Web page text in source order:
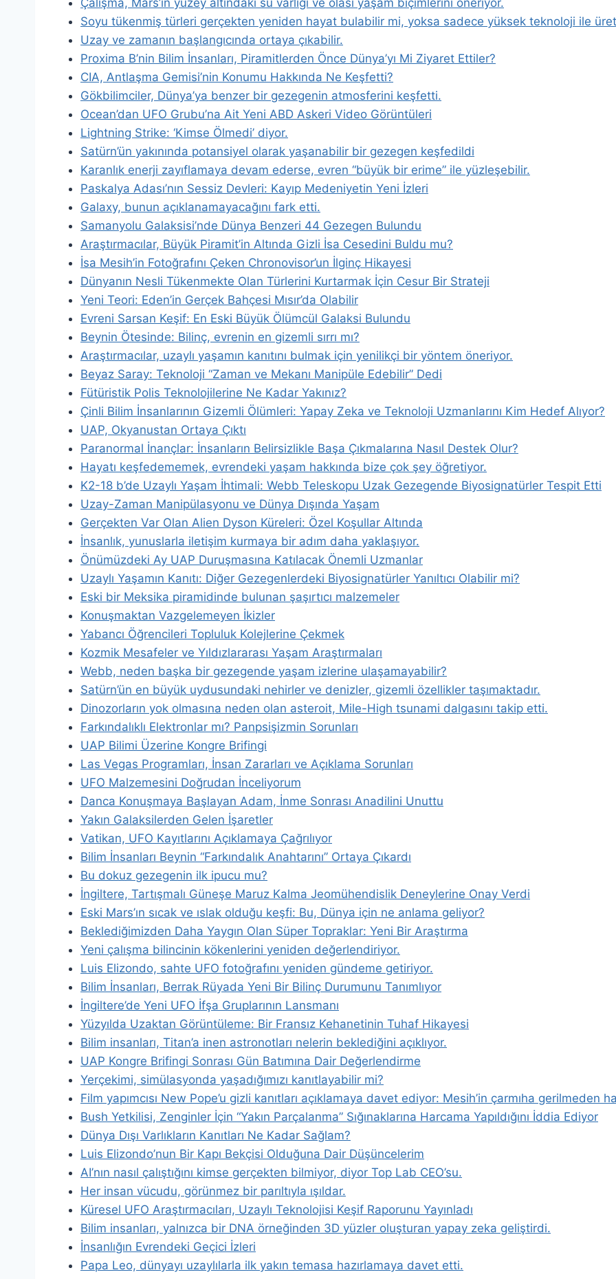
Çalışma, Mars’ın yüzey altındaki su varlığı ve olası yaşam biçimlerini öneriyor.
Soyu tükenmiş türleri gerçekten yeniden hayat bulabilir mi, yoksa sadece yüksek teknoloji ile
Uzay ve zamanın başlangıcında ortaya çıkabilir.
Proxima B’nin Bilim İnsanları, Piramitlerden Önce Dünya’yı Mi Ziyaret Ettiler?
CIA, Antlaşma Gemisi’nin Konumu Hakkında Ne Keşfetti?
Gökbilimciler, Dünya’ya benzer bir gezegenin atmosferini keşfetti.
Ocean’dan UFO Grubu’na Ait Yeni ABD Askeri Video Görüntüleri
Lightning Strike: ‘Kimse Ölmedi’ diyor.
Satürn’ün yakınında potansiyel olarak yaşanabilir bir gezegen keşfedildi
Karanlık enerji zayıflamaya devam ederse, evren “büyük bir erime” ile yüzleşebilir.
Paskalya Adası’nın Sessiz Devleri: Kayıp Medeniyetin Yeni İzleri
Galaxy, bunun açıklanamayacağını fark etti.
Samanyolu Galaksisi’nde Dünya Benzeri 44 Gezegen Bulundu
Araştırmacılar, Büyük Piramit’in Altında Gizli İsa Cesedini Buldu mu?
İsa Mesih’in Fotoğrafını Çeken Chronovisor’un İlginç Hikayesi
Dünyanın Nesli Tükenmekte Olan Türlerini Kurtarmak İçin Cesur Bir Strateji
Yeni Teori: Eden’in Gerçek Bahçesi Mısır’da Olabilir
Evreni Sarsan Keşif: En Eski Büyük Ölümcül Galaksi Bulundu
Beynin Ötesinde: Bilinç, evrenin en gizemli sırrı mı?
Araştırmacılar, uzaylı yaşamın kanıtını bulmak için yenilikçi bir yöntem öneriyor.
Beyaz Saray: Teknoloji “Zaman ve Mekanı Manipüle Edebilir” Dedi
Fütüristik Polis Teknolojilerine Ne Kadar Yakınız?
Çinli Bilim İnsanlarının Gizemli Ölümleri: Yapay Zeka ve Teknoloji Uzmanlarını Kim Hedef Alıyor?
UAP, Okyanustan Ortaya Çıktı
Paranormal İnançlar: İnsanların Belirsizlikle Başa Çıkmalarına Nasıl Destek Olur?
Hayatı keşfedememek, evrendeki yaşam hakkında bize çok şey öğretiyor.
K2-18 b’de Uzaylı Yaşam İhtimali: Webb Teleskopu Uzak Gezegende Biyosignatürler Tespit Etti
Uzay-Zaman Manipülasyonu ve Dünya Dışında Yaşam
Gerçekten Var Olan Alien Dyson Küreleri: Özel Koşullar Altında
İnsanlık, yunuslarla iletişim kurmaya bir adım daha yaklaşıyor.
Önümüzdeki Ay UAP Duruşmasına Katılacak Önemli Uzmanlar
Uzaylı Yaşamın Kanıtı: Diğer Gezegenlerdeki Biyosignatürler Yanıltıcı Olabilir mi?
Eski bir Meksika piramidinde bulunan şaşırtıcı malzemeler
Konuşmaktan Vazgelemeyen İkizler
Yabancı Öğrencileri Topluluk Kolejlerine Çekmek
Kozmik Mesafeler ve Yıldızlararası Yaşam Araştırmaları
Webb, neden başka bir gezegende yaşam izlerine ulaşamayabilir?
Satürn’ün en büyük uydusundaki nehirler ve denizler, gizemli özellikler taşımaktadır.
Dinozorların yok olmasına neden olan asteroit, Mile-High tsunami dalgasını takip etti.
Farkındalıklı Elektronlar mı? Panpsişizmin Sorunları
UAP Bilimi Üzerine Kongre Brifingi
Las Vegas Programları, İnsan Zararları ve Açıklama Sorunları
UFO Malzemesini Doğrudan İnceliyorum
Danca Konuşmaya Başlayan Adam, İnme Sonrası Anadilini Unuttu
Yakın Galaksilerden Gelen İşaretler
Vatikan, UFO Kayıtlarını Açıklamaya Çağrılıyor
Bilim İnsanları Beynin “Farkındalık Anahtarını” Ortaya Çıkardı
Bu dokuz gezegenin ilk ipucu mu?
İngiltere, Tartışmalı Güneşe Maruz Kalma Jeomühendislik Deneylerine Onay Verdi
Eski Mars’ın sıcak ve ıslak olduğu keşfi: Bu, Dünya için ne anlama geliyor?
Beklediğimizden Daha Yaygın Olan Süper Topraklar: Yeni Bir Araştırma
Yeni çalışma bilincinin kökenlerini yeniden değerlendiriyor.
Luis Elizondo, sahte UFO fotoğrafını yeniden gündeme getiriyor.
Bilim İnsanları, Berrak Rüyada Yeni Bir Bilinç Durumunu Tanımlıyor
İngiltere’de Yeni UFO İfşa Gruplarının Lansmanı
Yüzyılda Uzaktan Görüntüleme: Bir Fransız Kehanetinin Tuhaf Hikayesi
Bilim insanları, Titan’a inen astronotları nelerin beklediğini açıklıyor.
UAP Kongre Brifingi Sonrası Gün Batımına Dair Değerlendirme
Yerçekimi, simülasyonda yaşadığımızı kanıtlayabilir mi?
Film yapımcısı New Pope’u gizli kanıtları açıklamaya davet ediyor: Mesih’in çarmıha gerilmeden
Bush Yetkilisi, Zenginler İçin “Yakın Parçalanma” Sığınaklarına Harcama Yapıldığını İddia Ediyor
Dünya Dışı Varlıkların Kanıtları Ne Kadar Sağlam?
Luis Elizondo’nun Bir Kapı Bekçisi Olduğuna Dair Düşüncelerim
AI’nın nasıl çalıştığını kimse gerçekten bilmiyor, diyor Top Lab CEO’su.
Her insan vücudu, görünmez bir parıltıyla ışıldar.
Küresel UFO Araştırmacıları, Uzaylı Teknolojisi Keşif Raporunu Yayınladı
Bilim insanları, yalnızca bir DNA örneğinden 3D yüzler oluşturan yapay zeka geliştirdi.
İnsanlığın Evrendeki Geçici İzleri
Papa Leo, dünyayı uzaylılarla ilk yakın temasa hazırlamaya davet etti.